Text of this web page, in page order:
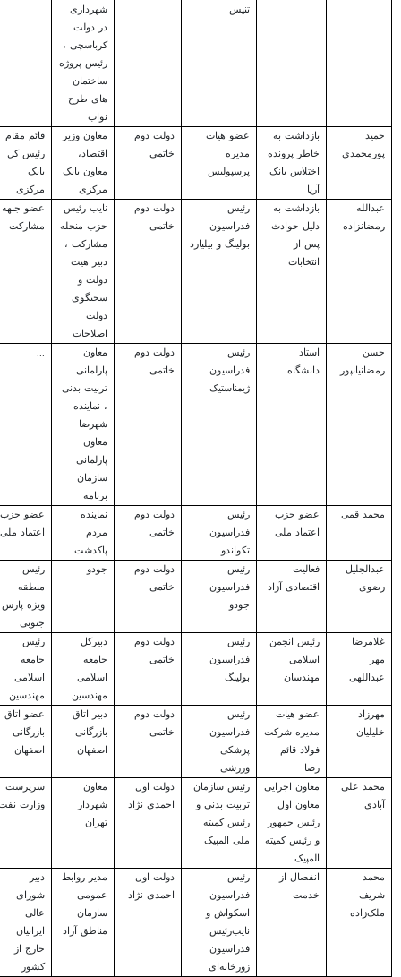
تنیس
شهرداری
در دولت
کرباسچی ،
رئیس پروژه
ساختمان
های طرح
نواب
حمید
پورمحمدی
بازداشت به
خاطر پرونده
اختلاس بانک
آریا
عضو هیات
مدیره
پرسپولیس
دولت دوم
خاتمی
معاون وزیر
اقتصاد،
معاون بانک
مرکزی
قائم مقام
رئیس کل
بانک
مرکزی
عبدالله
رمضانزاده
بازداشت به
دلیل حوادث
پس از
انتخابات
رئیس
فدراسیون
بولینگ و بیلیارد
دولت دوم
خاتمی
نایب رئیس
حزب منحله
مشارکت ،
دبیر هیت
دولت و
سخنگوی
دولت
اصلاحات
عضو جبهه
مشارکت
حسن
رمضانیانپور
استاد
دانشگاه
رئیس
فدراسیون
ژیمناستیک
دولت دوم
خاتمی
معاون
پارلمانی
تربیت بدنی
، نماینده
شهرضا
معاون
پارلمانی
سازمان
برنامه
...
محمد قمی
عضو حزب
اعتماد ملی
رئیس
فدراسیون
تکواندو
دولت دوم
خاتمی
نماینده
مردم
پاکدشت
عضو حزب
اعتماد ملی
عبدالجلیل
رضوی
فعالیت
اقتصادی آزاد
رئیس
فدراسیون
جودو
دولت دوم
خاتمی
جودو
رئیس
منطقه
ویژه پارس
جنوبی
غلامرضا
مهر
عبداللهی
رئیس انجمن
اسلامی
مهندسان
رئیس
فدراسیون
بولینگ
دولت دوم
خاتمی
دبیرکل
جامعه
اسلامی
مهندسین
رئیس
جامعه
اسلامی
مهندسین
مهرزاد
خلیلیان
عضو هیات
مدیره شرکت
فولاد قائم
رضا
رئیس
فدراسیون
پزشکی
ورزشی
دولت دوم
خاتمی
دبیر اتاق
بازرگانی
اصفهان
عضو اتاق
بازرگانی
اصفهان
محمد علی
آبادی
معاون اجرایی
معاون اول
رئیس جمهور
و رئیس کمیته
المپیک
رئیس سازمان
تربیت بدنی و
رئیس کمیته
ملی المپیک
دولت اول
احمدی نژاد
معاون
شهردار
تهران
سرپرست
وزارت
محمد
شریف
ملک‌زاده
انفصال از
خدمت
رئیس
فدراسیون
اسکواش و
نایب‌رئیس
فدراسیون
زورخانه‌ای
دولت اول
احمدی نژاد
مدیر روابط
عمومی
سازمان
مناطق آزاد
دبیر
شورای
عالی
ایرانیان
خارج از
کشور